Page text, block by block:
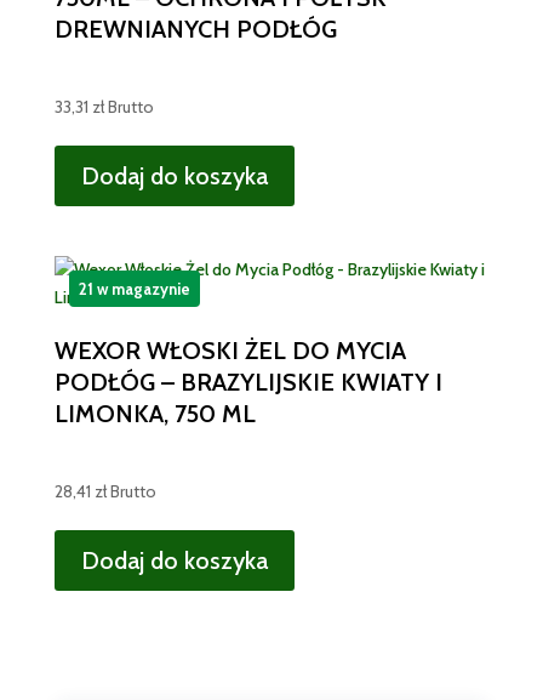
DREWNIANYCH PODŁÓG
33,31 złBrutto
Dodaj do koszyka
WEXOR WŁOSKI ŻEL DO MYCIA
PODŁÓG – BRAZYLIJSKIE KWIATY I
LIMONKA, 750 ML
28,41 złBrutto
Dodaj do koszyka
21 w magazynie